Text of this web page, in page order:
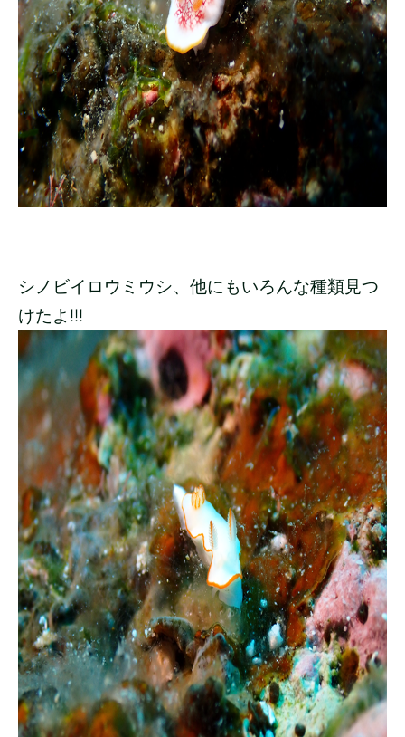
シノビイロウミウシ、他にもいろんな種類見つ
けたよ!!!